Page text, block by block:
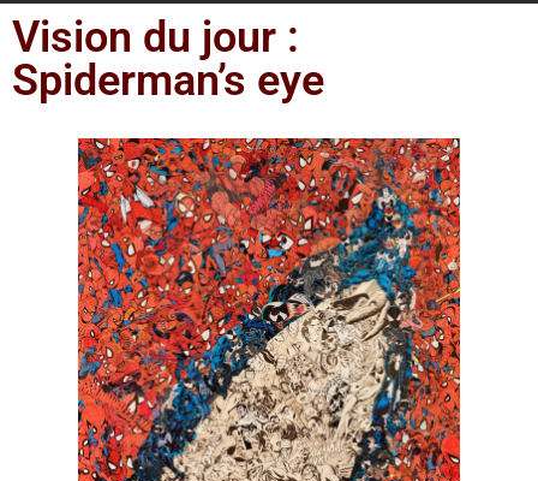
Vision du jour :
Spiderman’s eye